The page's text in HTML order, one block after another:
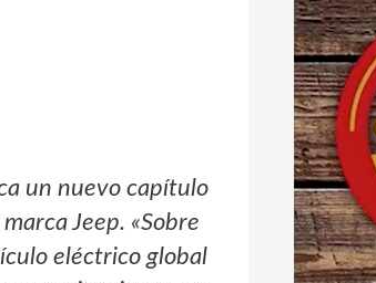
un nuevo capítulo
Jeep. «Sobre
eléctrico global